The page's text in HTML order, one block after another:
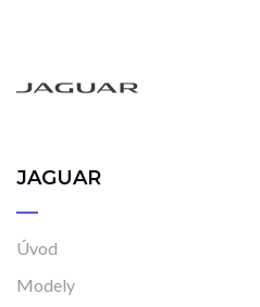
0 km
Rok výroby
2023
JAGUAR
Úvod
Modely